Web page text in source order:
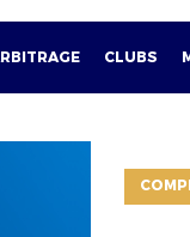
CLUBS